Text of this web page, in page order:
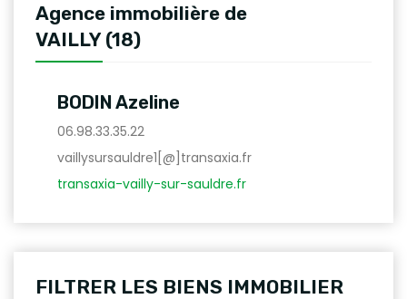
Agence immobilière de
VAILLY (18)
BODIN Azeline
06.98.33.35.22
vaillysursauldre1[@]transaxia.fr
transaxia-vailly-sur-sauldre.fr
FILTRER LES BIENS IMMOBILIER